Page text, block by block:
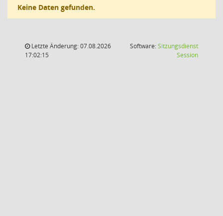
Keine Daten gefunden.
Letzte Änderung: 07.08.2026
17:02:15
Software:Sitzungsdienst
Session(Wird in